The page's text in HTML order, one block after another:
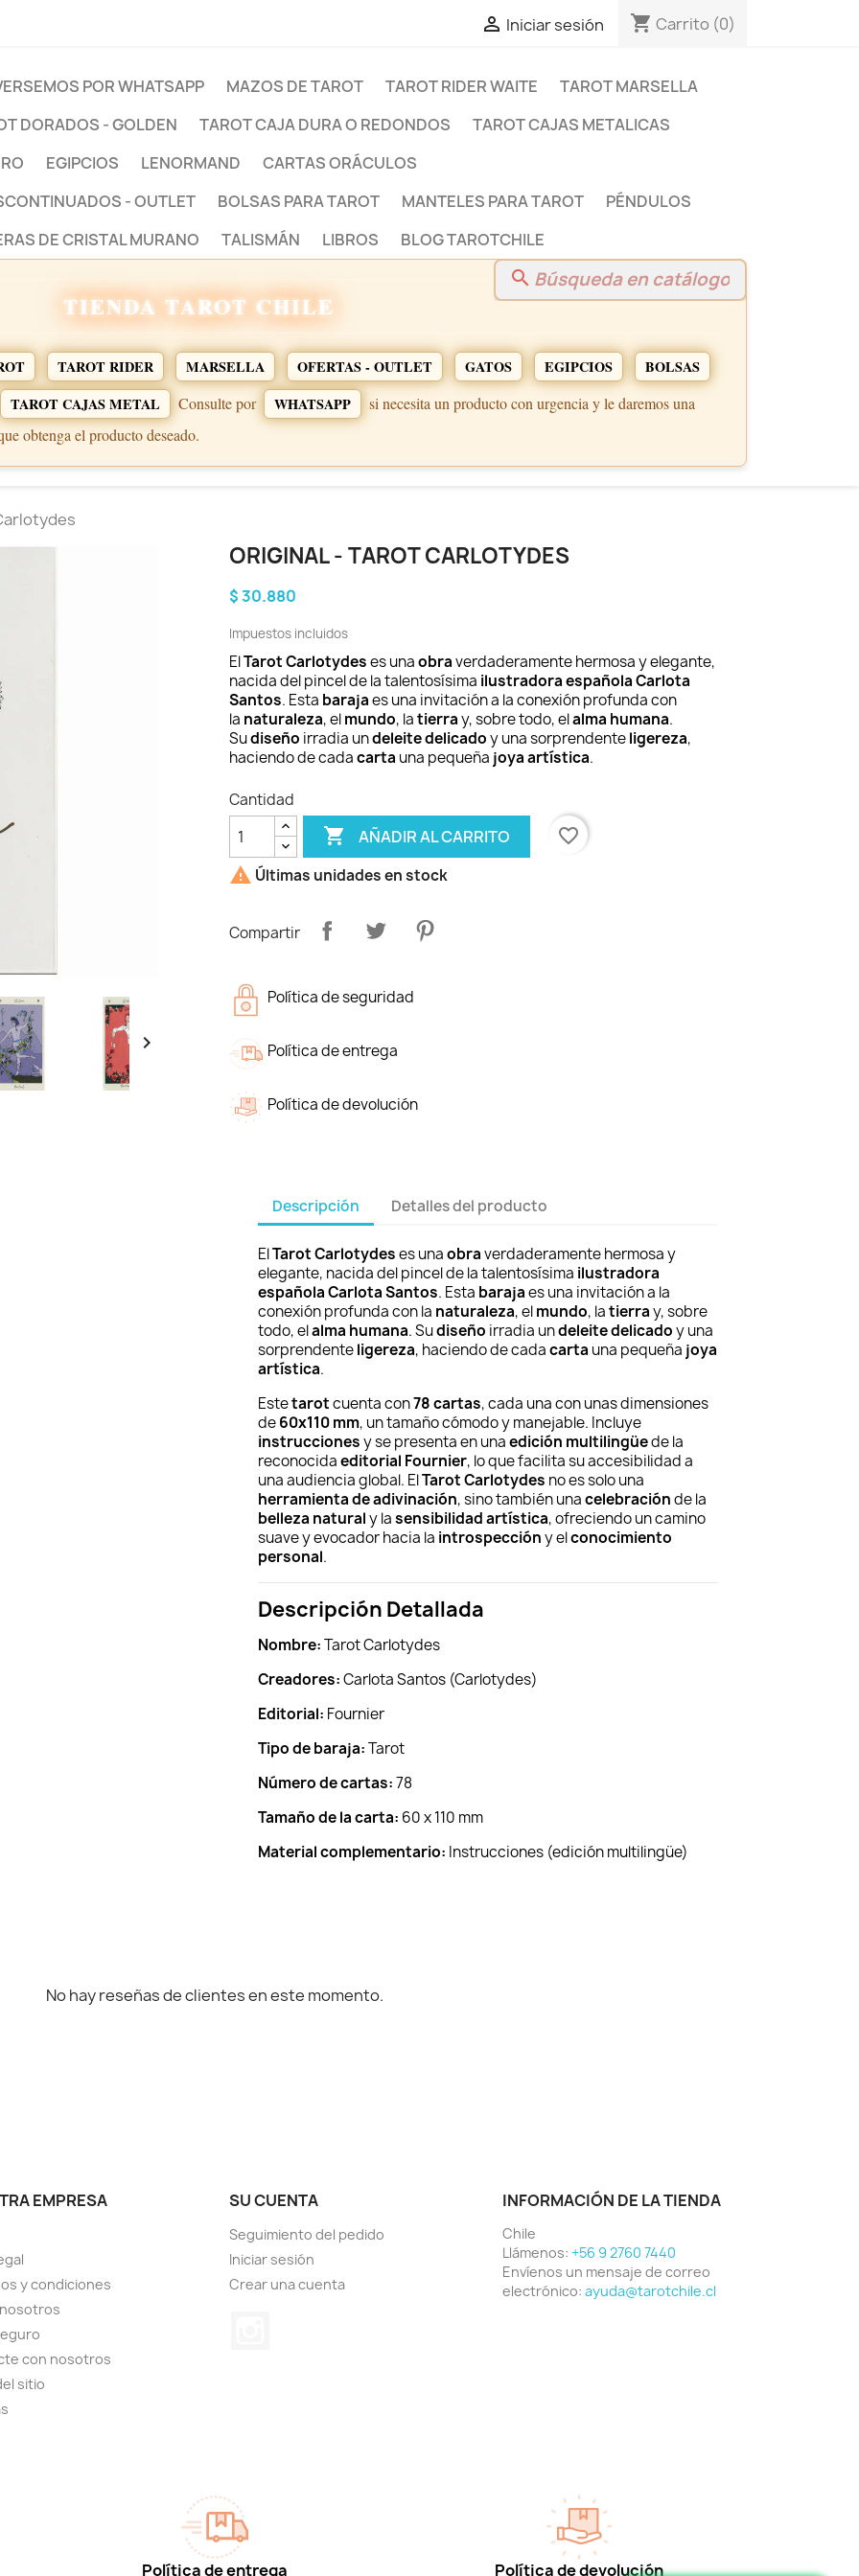
 Iniciar sesión shopping_cart Carrito (0)
POR WHATSAPP MAZOS DE TAROT TAROT RIDER WAITE
TAROT MARSELLA
DORADOS - GOLDEN
TAROT CAJA DURA O REDONDOS
TAROT CAJAS METALICAS
EGIPCIOS LENORMAND
CARTAS ORÁCULOS
- OUTLET
BOLSAS PARA TAROT MANTELES PARA TAROT
PÉNDULOS
DE CRISTAL MURANO
TALISMÁN LIBROS BLOG TAROTCHILE
search
TIENDA TAROT CHILE
TAROT RIDER MARSELLA OFERTAS - OUTLET GATOS EGIPCIOS
BOLSAS
TAROT CAJAS METAL
Consulte por WHATSAPP
si necesita un producto con urgencia y le daremos una
obtenga el producto deseado.

ORIGINAL - TAROT CARLOTYDES
$ 30.880
Impuestos incluidos
ElTarot Carlotydeses unaobraverdaderamente hermosa y elegante,
nacida del pincel de la talentosísima ilustradora española Carlota
Santos. Esta barajaes una invitación a la conexión profunda con
la naturaleza, elmundo, latierray, sobre todo, elalma humana.
Sudiseño irradia undeleite delicadoy una sorprendenteligereza,
haciendo de cadacarta una pequeña joya artística.
Cantidad
 AÑADIR AL CARRITO
favorite_border
 Últimas unidades en stock
Compartir
Política de seguridad
Política de entrega
Política de devolución
Descripción Detalles del producto
ElTarot Carlotydeses unaobraverdaderamente hermosa y
elegante, nacida del pincel de la talentosísima ilustradora
española Carlota Santos. Esta barajaes una invitación a la
conexión profunda con la naturaleza, elmundo, latierray, sobre
todo, elalma humana. Sudiseño irradia undeleite delicadoy una
sorprendenteligereza, haciendo de cadacarta una pequeña joya
artística.
Estetarotcuenta con78 cartas, cada una con unas dimensiones
de60x110 mm, un tamaño cómodo y manejable. Incluye
instruccionesy se presenta en unaedición multilingüede la
reconocidaeditorial Fournier, lo que facilita su accesibilidad a
una audiencia global. ElTarot Carlotydes no es solo una
herramienta de adivinación, sino también unacelebraciónde la
belleza naturaly lasensibilidad artística, ofreciendo un camino
suave y evocador hacia la introspeccióny elconocimiento
personal.
Descripción Detallada
Nombre:Tarot Carlotydes
Creadores:Carlota Santos (Carlotydes)
Editorial: Fournier
Tipo de baraja:Tarot
Número de cartas:78
Tamaño de la carta: 60 x 110 mm
Material complementario: Instrucciones (edición multilingüe)
No hay reseñas de clientes en este momento.
EMPRESA
y condiciones
con nosotros
sitio
SU CUENTA
Seguimiento del pedido
Iniciar sesión
Crear una cuenta
INFORMACIÓN DE LA TIENDA
Chile
Llámenos: +56 9 2760 7440
Envíenos un mensaje de correo
electrónico: ayuda@tarotchile.cl
Política de entrega Política de devolución